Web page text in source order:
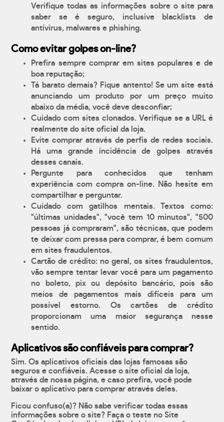
Verifique todas as informações sobre o site para
saber se é seguro, inclusive blacklists de
antívirus, malwares e phishing.
Como evitar golpes on-line?
Prefira sempre comprar em sites populares e de
boa reputação;
Tá barato demais? Fique antento! Se um site está
anunciando um produto por um preço muito
abaixo da média, você deve desconfiar;
Cuidado com sites clonados. Verifique se a URL é
realmente do site oficial da loja.
Evite comprar através de perfis de redes sociais.
Há uma grande incidência de golpes através
desses canais.
Pergunte para conhecidos que tenham
experiência com compra on-line. Não hesite em
compartilhar e perguntar.
Cuidado com gatilhos mentais. Textos como:
"últimas unidades", "você tem 10 minutos", "500
pessoas já compraram", são técnicas, que podem
te deixar com pressa para comprar, é bem comum
em sites fraudulentos.
Cartão de crédito: no geral, os sites fraudulentos,
vão sempre tentar levar você para um pagamento
no boleto, pix ou depósito bancário, pois são
meios de pagamentos mais difíceis para um
possível estorno. Os cartões de crédito
proporcionam uma maior segurança nesse
sentido.
Aplicativos são confiáveis para comprar?
Sim. Os aplicativos oficiais das lojas famosas são
seguros e confiáveis. Acesse o site oficial da loja,
através de nossa página, e caso prefira, você pode
baixar o aplicativo para comprar através deles.
Ficou confuso(a)? Não sabe verificar todas essas
informações sobre o site? Faça o teste no Site